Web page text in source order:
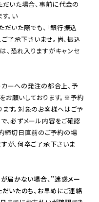
いた場合、事前に代金の
。い
だいた際でも、「銀行振込
了承下さいませ。尚、振込
、恐れ入りますがキャンセ
ーへの発注の都合上、予
お願いしております。※予約
す。対象のお客様へはご予
、必ずメール内容をご確認
締切日直前のご予約の場
が、何卒ご了承下さいま
が届かない場合、”迷惑メー
いたのち、お早めにご連絡